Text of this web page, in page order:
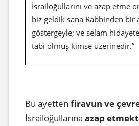
İsrailoğullarını ve azap etme
biz geldik sana Rabbinden bir
göstergeyle; ve selam
tabi olmuş kimse üzerinedir.”
Bu ayetten firavun ve
İsrailoğullarına azap